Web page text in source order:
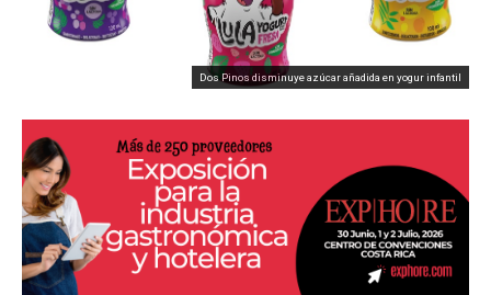
Dos Pinos disminuye azúcar añadida en yogur infantil